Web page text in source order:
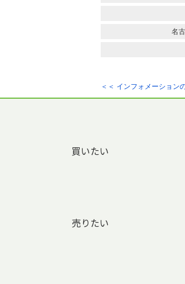
名
＜＜ インフォメーション
買いたい
売りたい